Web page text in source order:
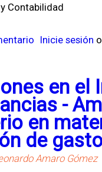
Contabilidad
Inicie sesión o
en el
-
en
de
Amaro Gómez